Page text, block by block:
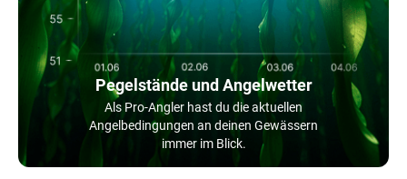
Pegelstände und Angelwetter
Als Pro-Angler hast du die aktuellen
Angelbedingungen an deinen Gewässern
immer im Blick.